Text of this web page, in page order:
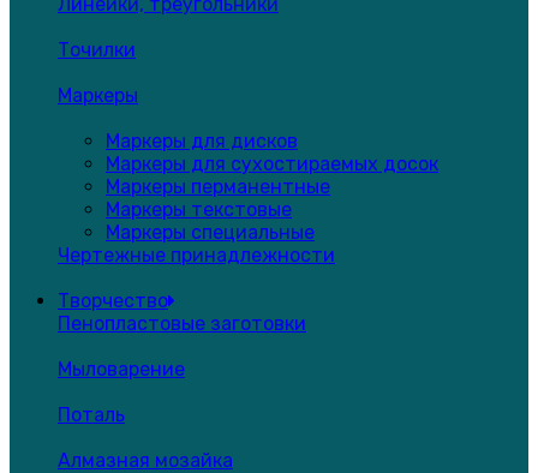
Точилки
Маркеры
Маркеры для дисков
Маркеры для сухостираемых досок
Маркеры перманентные
Маркеры текстовые
Маркеры специальные
Чертежные принадлежности
Творчество
Пенопластовые заготовки
Мыловарение
Поталь
Алмазная мозайка